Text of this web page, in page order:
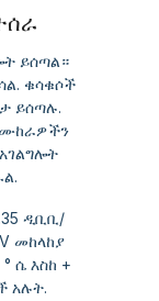
ይሰጣል።
ቁሳቁሶች
ይሰጣሉ.
ሙከራዎችን
ዲቢቢ/
መከላከያ
ሴ እስከ +
አሉት.